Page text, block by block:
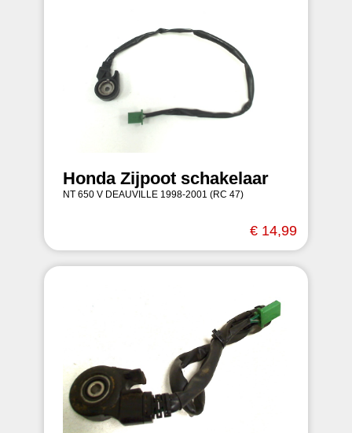
Honda Zijpoot schakelaar
NT 650 V DEAUVILLE 1998-2001 (RC 47)
€ 14,99